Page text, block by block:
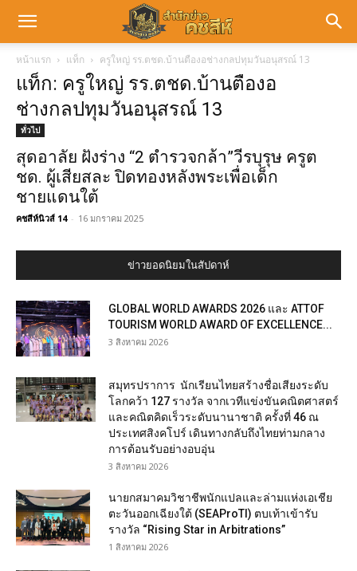
หน้าแรก แท็ก ครูใหญ่ รร.ตชด.บ้านตืองอช่างกลปทุมวันอนุสรณ์ 13
แท็ก: ครูใหญ่ รร.ตชด.บ้านตืองอ
ช่างกลปทุมวันอนุสรณ์ 13
ทั่วไป
สุดอาลัย ฝังร่าง “2 ตำรวจกล้า”วีรบุรุษ ครูต
ชด. ผู้เสียสละ ปิดทองหลังพระเพื่อเด็ก
ชายแดนใต้
คชสีห์นิวส์ 14 - 16 มกราคม 2025
ข่าวยอดนิยมในสัปดาห์
GLOBAL WORLD AWARDS 2026 และ ATTOF
TOURISM WORLD AWARD OF EXCELLENCE...
3 สิงหาคม 2026
สมุทรปราการ นักเรียนไทยสร้างชื่อเสียงระดับ
โลกคว้า 127 รางวัล จากเวทีแข่งขันคณิตศาสตร์
และคณิตคิดเร็วระดับนานาชาติ ครั้งที่ 46 ณ
ประเทศสิงคโปร์ เดินทางกลับถึงไทยท่ามกลาง
การต้อนรับอย่างอบอุ่น
3 สิงหาคม 2026
นายกสมาคมวิชาชีพนักแปลและล่ามแห่งเอเชีย
ตะวันออกเฉียงใต้ (SEAProTI) ตบเท้าเข้ารับ
รางวัล “Rising Star in Arbitrations”
1 สิงหาคม 2026